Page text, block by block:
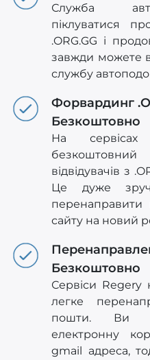
Служба
піклуватися
.ORG.GG і
завжди можете
службу
Форвардинг
Безкоштовно
На сервісах
відвідувачів з
Це дуже
перенаправити
сайту на новий
Безкоштовно
Сервіси Regery
легке
пошти. Ви
електронну
gmail адреса,